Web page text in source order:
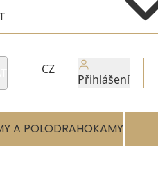
CZ
Přihlášení
A POLODRAHOKAMY